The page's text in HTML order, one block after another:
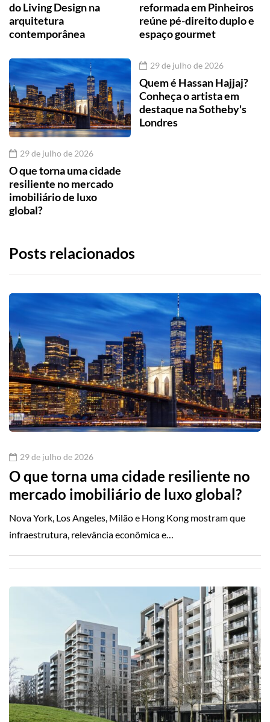
do Living Design na
arquitetura
contemporânea
reformada em Pinheiros
reúne pé-direito duplo e
espaço gourmet
29 de julho de 2026
O que torna uma cidade
resiliente no mercado
imobiliário de luxo
global?
29 de julho de 2026
Quem é Hassan Hajjaj?
Conheça o artista em
destaque na Sotheby's
Londres
Posts relacionados
29 de julho de 2026
O que torna uma cidade resiliente no
mercado imobiliário de luxo global?
Nova York, Los Angeles, Milão e Hong Kong mostram que
infraestrutura, relevância econômica e…